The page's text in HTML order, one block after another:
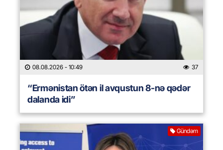
08.08.2026 - 10:49 37
“Ermənistan ötən il avqustun 8-nə qədər
dalanda idi”
Gündəm